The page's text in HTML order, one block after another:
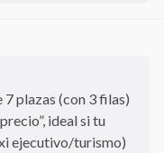
7 plazas (con 3 filas)
ideal si tu
ejecutivo/turismo)